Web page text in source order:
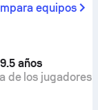
equipos
años
de los jugadores